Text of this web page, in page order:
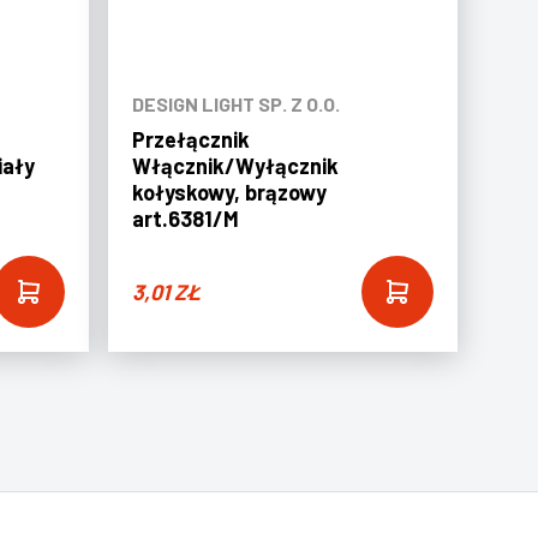
DESIGN LIGHT SP. Z O.O.
Przełącznik
Włącznik/Wyłącznik
kołyskowy, brązowy
art.6381/M
3,01ZŁ